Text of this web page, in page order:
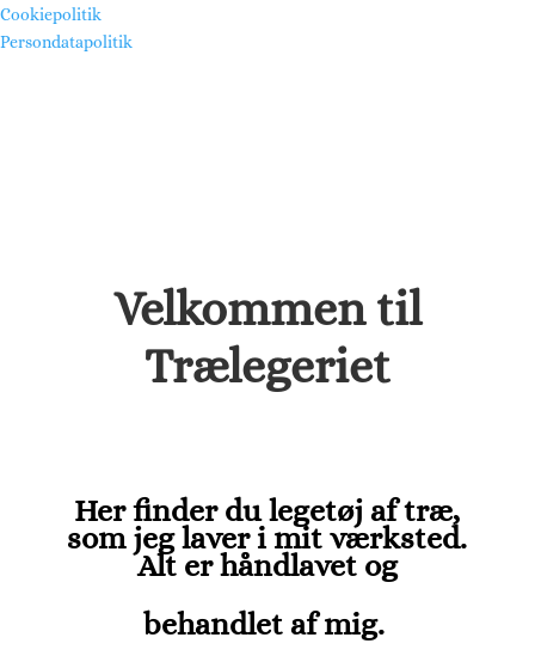
Cookiepolitik
Persondatapolitik
Velkommen til
Trælegeriet
Her finder du legetøj af træ,
som jeg laver i mit værksted.
Alt er håndlavet og
behandlet af mig.